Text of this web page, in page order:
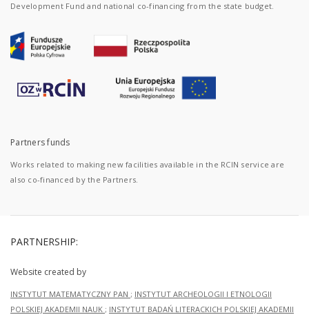
Development Fund and national co-financing from the state budget.
Partners funds
Works related to making new facilities available in the RCIN service are
also co-financed by the Partners.
PARTNERSHIP:
Website created by
INSTYTUT MATEMATYCZNY PAN ; INSTYTUT ARCHEOLOGII I ETNOLOGII
POLSKIEJ AKADEMII NAUK ; INSTYTUT BADAŃ LITERACKICH POLSKIEJ AKADEMII